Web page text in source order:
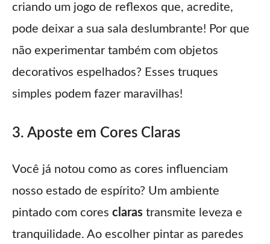
criando um jogo de reflexos que, acredite,
pode deixar a sua sala deslumbrante! Por que
não experimentar também com objetos
decorativos espelhados? Esses truques
simples podem fazer maravilhas!
3. Aposte em Cores Claras
Você já notou como as cores influenciam
nosso estado de espírito? Um ambiente
pintado com cores claras transmite leveza e
tranquilidade. Ao escolher pintar as paredes